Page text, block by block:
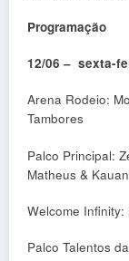
Programação
12/06 – sexta-
Arena Rodeio:
Tambores
Palco Principal:
Matheus & Kauan
Welcome Infinity:
Palco Talentos